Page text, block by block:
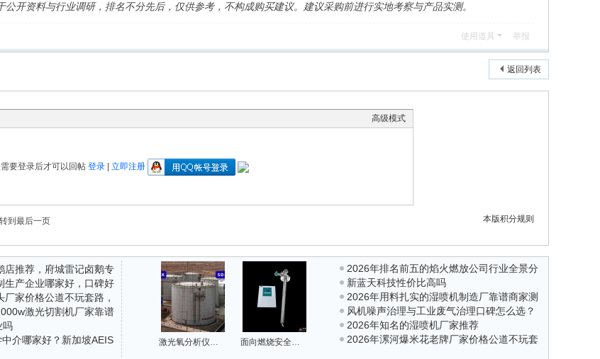
开资料与行业调研，排名不分先后，仅供参考，不构成购买建议。建议采购前进行实地考察与产品实测。
使用道具 举报
返回列表
高级模式
要登录后才可以回帖 登录| 立即注册
本版积分规则
到最后一页
店推荐，府城雷记卤鹅专
生产企业哪家好，口碑好
家价格公道不玩套路，
激光切割机厂家靠谱
吗
介哪家好？新加坡AEIS
激光氧分析仪在氮封储罐区的应用：实现氧含量精准监测与安全联锁 面向燃烧安全与效率的现场分析工具：O2/COe未燃尽可燃性气体分析仪
2026年排名前五的焰火燃放公司行业全景分
析新蓝天科技性价比高吗
2026年用料扎实的湿喷机制造厂靠谱商家测
评排名
风机噪声治理与工业废气治理口碑怎么选？
2026年重庆本地工程公司客观分析
2026年知名的湿喷机厂家推荐
2026年漯河爆米花老牌厂家价格公道不玩套